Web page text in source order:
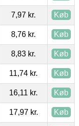
7,97 kr. Køb
8,76 kr. Køb
8,83 kr. Køb
11,74 kr. Køb
16,11 kr. Køb
17,97 kr. Køb